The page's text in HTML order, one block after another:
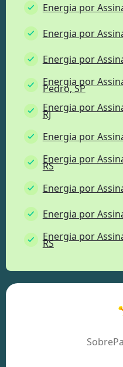
Energia por
Energia por
Energia por
Energia por
Pedro, SP
Energia por
RJ
Energia por
Energia por
RS
Energia por
Energia por
Energia por
RS
Sobre